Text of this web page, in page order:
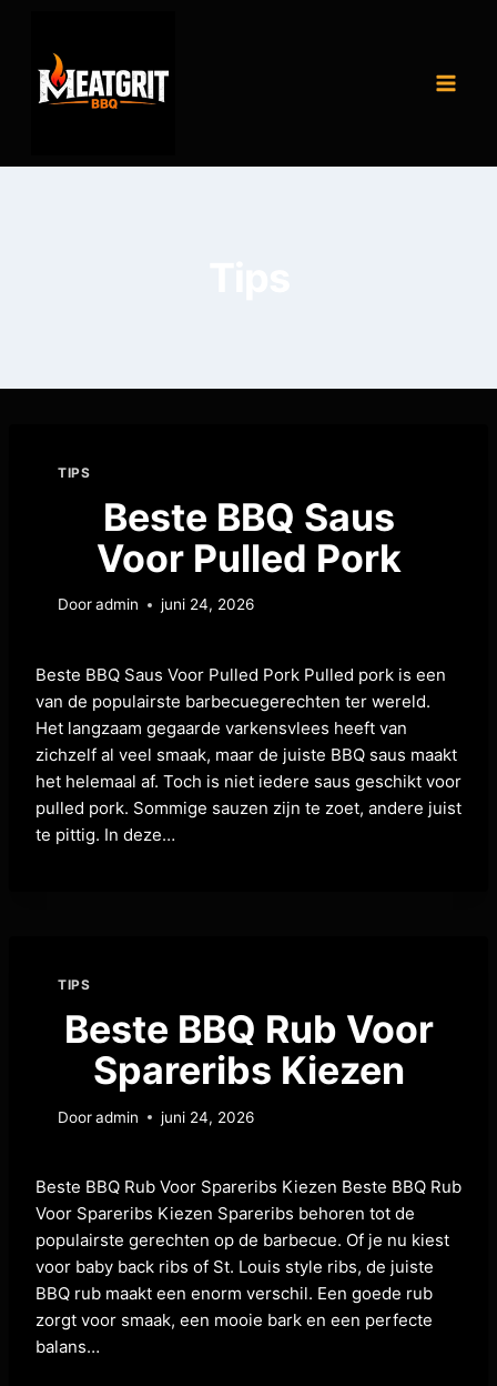
TIPS
Beste BBQ Saus
Voor Pulled Pork
Dooradmin juni 24, 2026
Beste BBQ Saus Voor Pulled Pork Pulled pork is een
van de populairste barbecuegerechten ter wereld.
Het langzaam gegaarde varkensvlees heeft van
zichzelf al veel smaak, maar de juiste BBQ saus maakt
het helemaal af. Toch is niet iedere saus geschikt voor
pulled pork. Sommige sauzen zijn te zoet, andere juist
te pittig. In deze…
TIPS
Beste BBQ Rub Voor
Spareribs Kiezen
Dooradmin juni 24, 2026
Beste BBQ Rub Voor Spareribs Kiezen Beste BBQ Rub
Voor Spareribs Kiezen Spareribs behoren tot de
populairste gerechten op de barbecue. Of je nu kiest
voor baby back ribs of St. Louis style ribs, de juiste
BBQ rub maakt een enorm verschil. Een goede rub
zorgt voor smaak, een mooie bark en een perfecte
balans…